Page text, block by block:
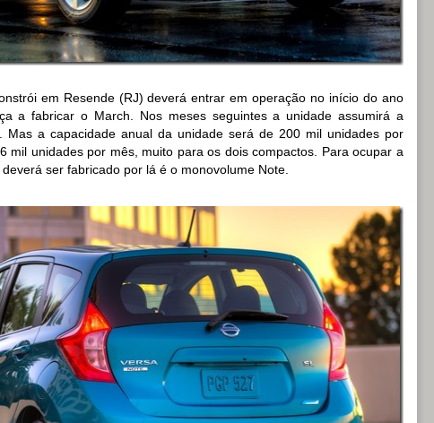
em Resende (RJ) deverá entrar em operação no início do ano
a fabricar o March. Nos meses seguintes a unidade assumirá a
Mas a capacidade anual da unidade será de 200 mil unidades por
mil unidades por mês, muito para os dois compactos. Para ocupar a
ser fabricado por lá é o monovolume Note.